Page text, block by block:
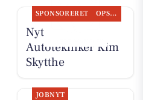
SPONSORERET OPSLAGSTAVLEN
Nyt fra
Autotekniker Kim
Skytthe
JOBNYT